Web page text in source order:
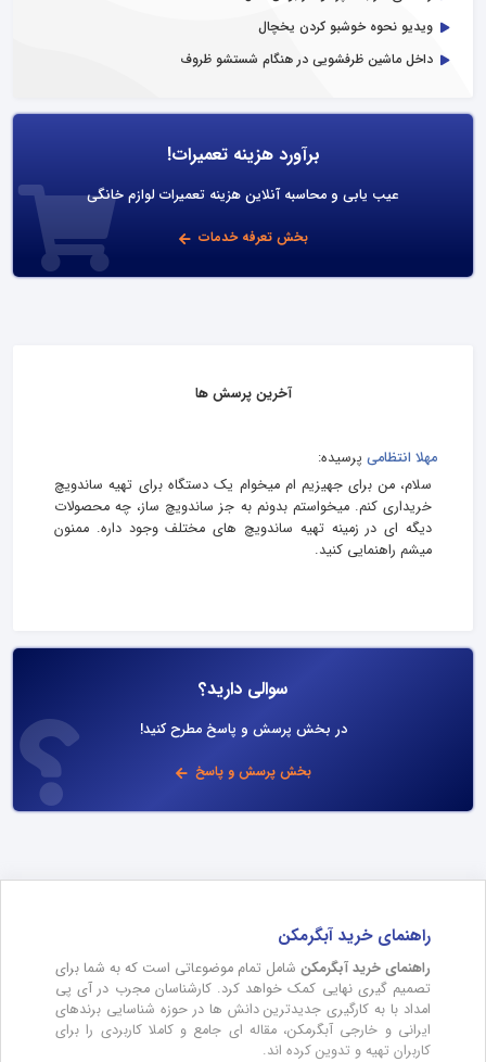
ویدیو نحوه خوشبو کردن یخچال
داخل ماشین ظرفشویی در هنگام شستشو ظروف
برآورد هزینه تعمیرات!
عیب یابی و محاسبه آنلاین هزینه تعمیرات لوازم خانگی
بخش تعرفه خدمات
آخرین پرسش ها
مهلا انتظامی پرسیده:
سلام، من برای جهیزیم ام میخوام یک دستگاه برای تهیه ساندویچ
خریداری کنم. میخواستم بدونم به جز ساندویچ ساز، چه محصولات
دیگه ای در زمینه تهیه ساندویچ های مختلف وجود داره. ممنون
میشم راهنمایی کنید.
سوالی دارید؟
در بخش پرسش و پاسخ مطرح کنید!
بخش پرسش و پاسخ
راهنمای خرید آبگرمکن
راهنمای خرید آبگرمکن شامل تمام موضوعاتی است که به شما برای
تصمیم گیری نهایی کمک خواهد کرد. کارشناسان مجرب در آی پی
امداد با به کارگیری جدیدترین دانش ها در حوزه شناسایی برندهای
ایرانی و خارجی آبگرمکن، مقاله ای جامع و کاملا کاربردی را برای
کاربران تهیه و تدوین کرده اند.